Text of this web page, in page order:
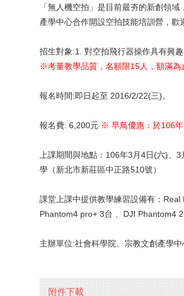
「無人機空拍」是目前最夯的新創領
產學中心合作開設空拍技能培訓營，歡
招生對象:1. 對空拍飛行器操作具有興
※考量教學品質，名額限15人，額滿
報名時間:即日起至 2016/2/22(三)。
報名費: 6,200元 ※ 早鳥優惠：於106年
上課期間與地點：106年3月4日(六)
學（新北市新莊區中正路510號）
課堂上課中提供教學練習設備有：
Phantom4 pro+ 3台 、DJI Phantom4
主辦單位:社會科學院、宗教文創產學中
附件下載